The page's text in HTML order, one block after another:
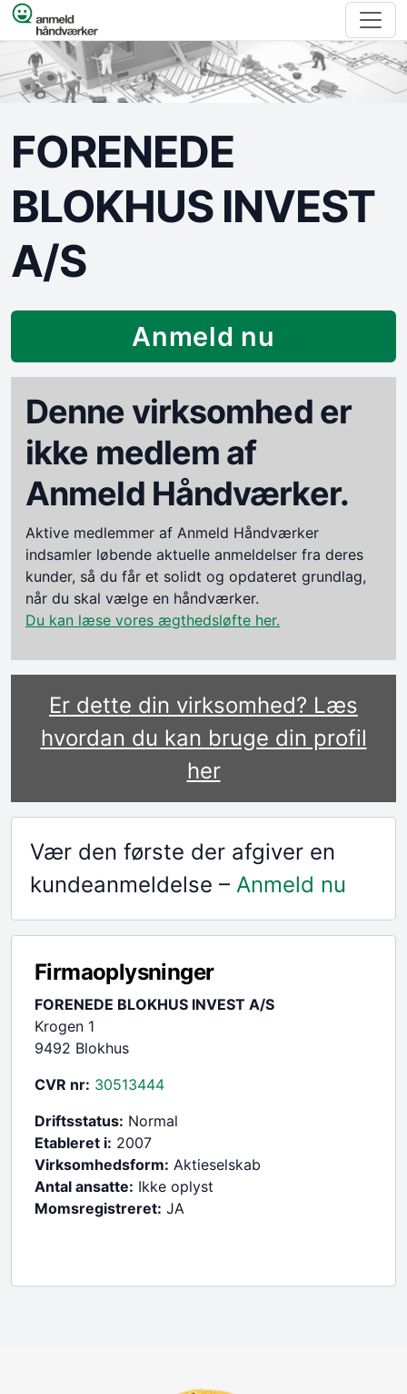
Spring til indhold
FORENEDE
BLOKHUS INVEST
A/S
Anmeld nu
Denne virksomhed er
ikke medlem af
Anmeld Håndværker.
Aktive medlemmer af Anmeld Håndværker
indsamler løbende aktuelle anmeldelser fra deres
kunder, så du får et solidt og opdateret grundlag,
når du skal vælge en håndværker.
Du kan læse vores ægthedsløfte her.
Er dette din virksomhed? Læs
hvordan du kan bruge din profil
her
Vær den første der afgiver en
kundeanmeldelse – Anmeld nu
Firmaoplysninger
FORENEDE BLOKHUS INVEST A/S
Krogen 1
9492 Blokhus
CVR nr: 30513444
Driftsstatus: Normal
Etableret i: 2007
Virksomhedsform: Aktieselskab
Antal ansatte: Ikke oplyst
Momsregistreret: JA